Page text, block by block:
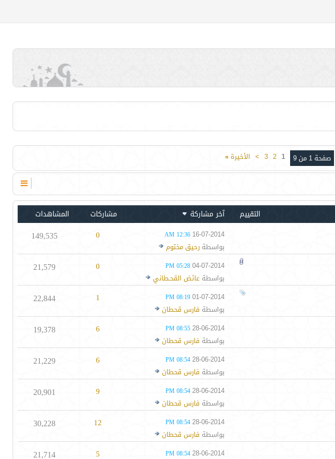
صفحة 1 من 9 1
2
3
> الأخيرة»
التقييم آخر مشاركة مشاركات المشاهدات
16-07-2014
12:36 AM
بواسطةرحيق مختوم
0
149,535
04-07-2014
05:28 PM
بواسطةعائض القحـطاني
0
21,579
01-07-2014
08:19 PM
بواسطة فارس قحطان
1
22,844
28-06-2014
08:55 PM
بواسطة فارس قحطان
6
19,378
28-06-2014
08:54 PM
بواسطة فارس قحطان
6
21,229
28-06-2014
08:54 PM
بواسطة فارس قحطان
9
20,901
28-06-2014
08:54 PM
بواسطة فارس قحطان
12
30,228
28-06-2014
08:54 PM
5
21,714